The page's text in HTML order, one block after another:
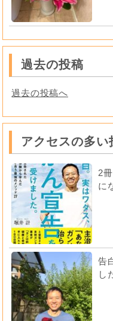
過去の投稿
過去の投稿へ
アクセスの多い
2
に
告
し